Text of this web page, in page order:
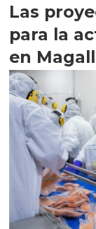
Las
para la
en